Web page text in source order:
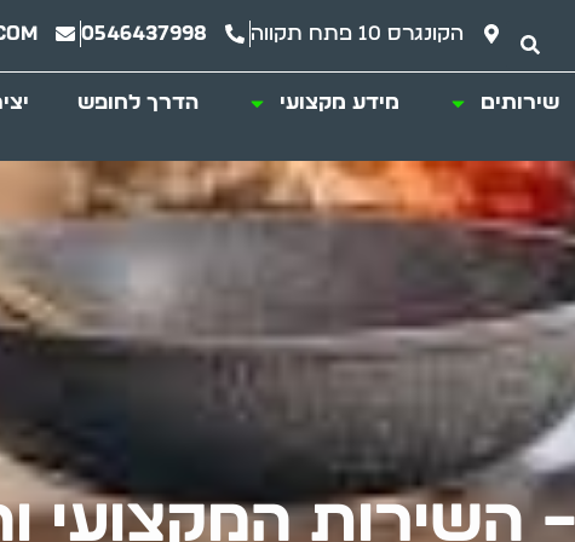
הקונגרס 10 פתח תקווה 0546437998
שירותים מידע מקצועי הדרך לחופש
– השירות המקצועי